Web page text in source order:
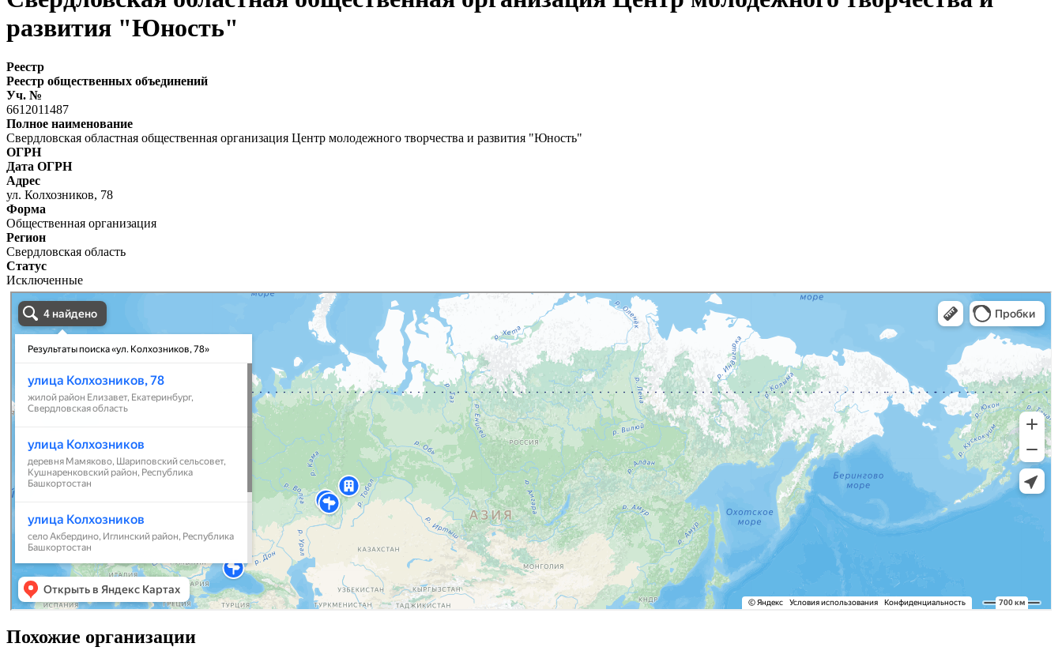
развития "Юность"
Реестр
Реестр общественных объединений
Уч. №
6612011487
Полное наименование
Свердловская областная общественная организация Центр молодежного творчества и развития "Юность"
ОГРН
Дата ОГРН
Адрес
ул. Колхозников, 78
Форма
Общественная организация
Регион
Свердловская область
Статус
Исключенные
Похожие организации